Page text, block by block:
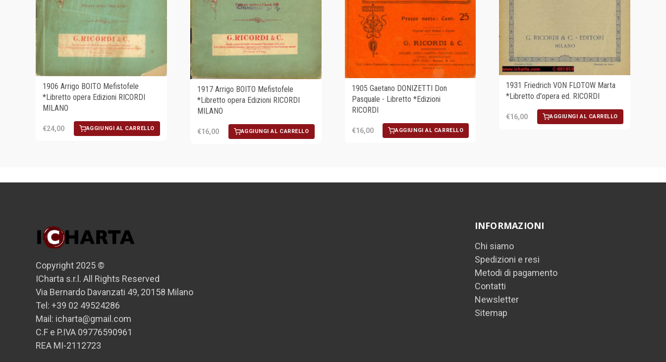
1906 Arrigo BOITO Mefistofele
*Libretto opera Edizioni RICORDI
MILANO
€24,00 AGGIUNGI AL CARRELLO
1917 Arrigo BOITO Mefistofele
*Libretto opera Edizioni RICORDI
MILANO
€16,00 AGGIUNGI AL CARRELLO
1905 Gaetano DONIZETTI Don
Pasquale - Libretto *Edizioni
RICORDI
€16,00 AGGIUNGI AL CARRELLO
1931 Friedrich VON FLOTOW Marta
*Libretto d'opera ed. RICORDI
€16,00 AGGIUNGI AL CARRELLO
Copyright 2025 ©
ICharta s.r.l. All Rights Reserved
Via Bernardo Davanzati 49, 20158 Milano
Tel: +39 02 49524286
Mail: icharta@gmail.com
C.F e P.IVA 09776590961
REA MI-2112723
INFORMAZIONI
Chi siamo
Spedizioni e resi
Metodi di pagamento
Contatti
Newsletter
Sitemap